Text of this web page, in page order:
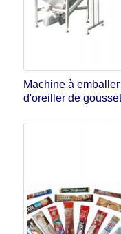
Machine à
d'oreiller de gousset